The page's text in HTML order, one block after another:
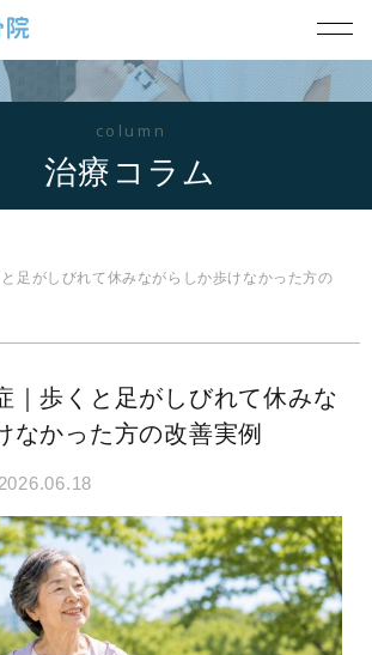
column
治療コラム
足がしびれて休みながらしか歩けなかった方の
｜歩くと足がしびれて休みな
なかった方の改善実例
2026.06.18